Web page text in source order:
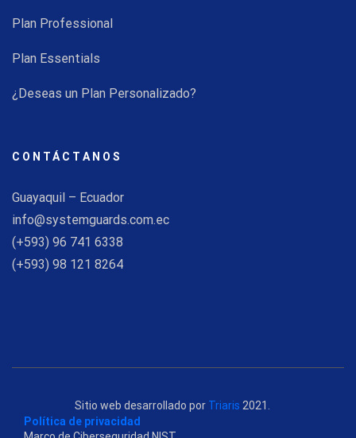
Plan Professional
Plan Essentials
¿Deseas un Plan Personalizado?
CONTÁCTANOS
Guayaquil – Ecuador
info@systemguards.com.ec
(+593) 96 741 6338
(+593) 98 121 8264
Sitio web desarrollado por Triaris 2021.
Política de privacidad